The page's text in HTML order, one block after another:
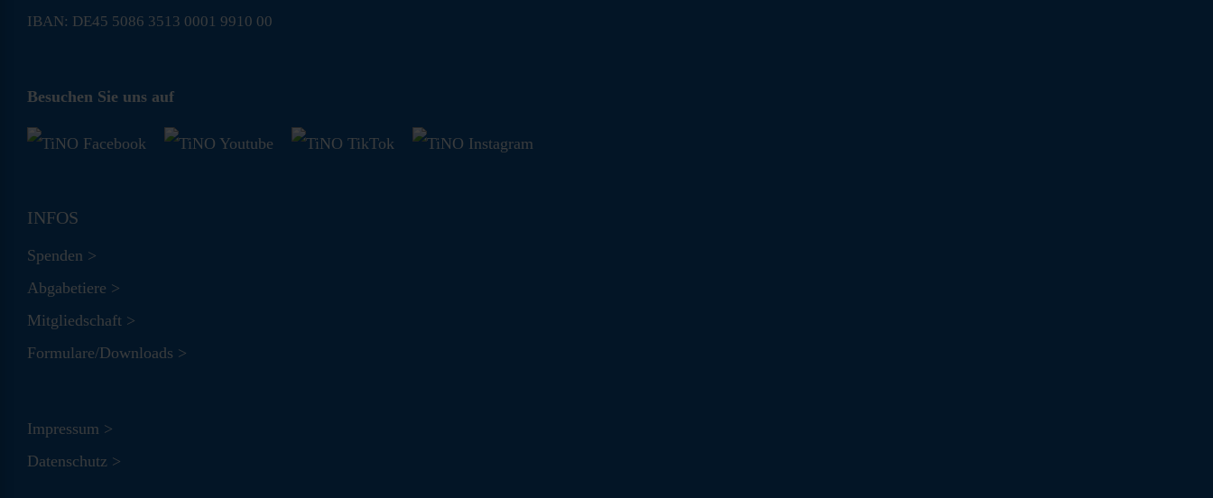
IBAN: DE45 5086 3513 0001 9910 00
Besuchen Sie uns auf
INFOS
Spenden >
Abgabetiere >
Mitgliedschaft >
Formulare/Downloads >
Impressum >
Datenschutz >